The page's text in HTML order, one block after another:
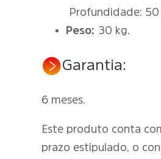
Profundidade: 50
Peso: 30 kg.
Garantia:
6 meses.
Este produto conta
prazo estipulado, o